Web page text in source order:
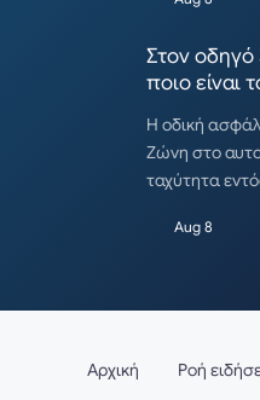
Στον
ποιο είναι
Η οδική
Ζώνη στο
ταχύτητα
Aug 8
Αρχική Ροή